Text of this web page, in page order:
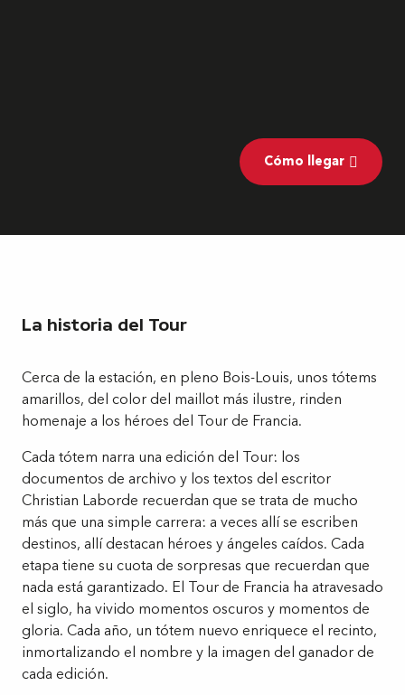
Cómo llegar
La historia del Tour
Cerca de la estación, en pleno Bois-Louis, unos tótems
amarillos, del color del maillot más ilustre, rinden
homenaje a los héroes del Tour de Francia.
Cada tótem narra una edición del Tour: los
documentos de archivo y los textos del escritor
Christian Laborde recuerdan que se trata de mucho
más que una simple carrera: a veces allí se escriben
destinos, allí destacan héroes y ángeles caídos. Cada
etapa tiene su cuota de sorpresas que recuerdan que
nada está garantizado. El Tour de Francia ha atravesado
el siglo, ha vivido momentos oscuros y momentos de
gloria. Cada año, un tótem nuevo enriquece el recinto,
inmortalizando el nombre y la imagen del ganador de
cada edición.